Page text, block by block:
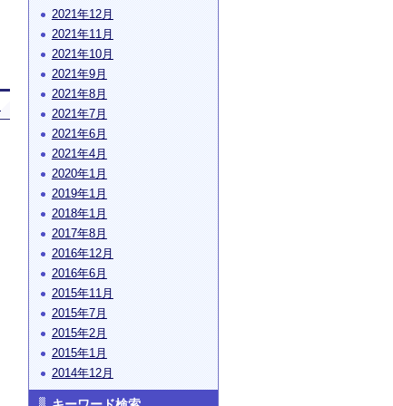
2021年12月
2021年11月
2021年10月
2021年9月
2021年8月
2021年7月
2021年6月
2021年4月
2020年1月
2019年1月
2018年1月
2017年8月
2016年12月
2016年6月
2015年11月
2015年7月
2015年2月
2015年1月
2014年12月